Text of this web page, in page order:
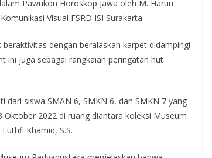
Pawukon Horoskop Jawa oleh M. Harun
Visual FSRD ISI Surakarta.
dengan beralaskan karpet didampingi
ini juga sebagai rangkaian peringatan hut
siswa SMAN 6, SMKN 6, dan SMKN 7 yang
2022 di ruang diantara koleksi Museum
Khamid, S.S.